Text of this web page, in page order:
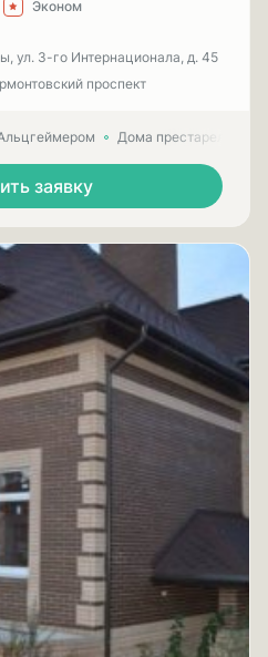
Эконом
ул. 3-гo Интернационала, д. 45
проспект
Дома престарелых
заявку